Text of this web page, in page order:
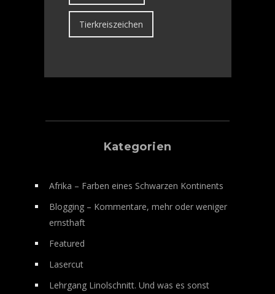
Tierkreiszeichen
Kategorien
Afrika – Farben eines Schwarzen Kontinents
Blogging – Kommentare, mehr oder weniger
ernsthaft
Featured
Lasercut
Lehrgang Linolschnitt. Und was es sonst